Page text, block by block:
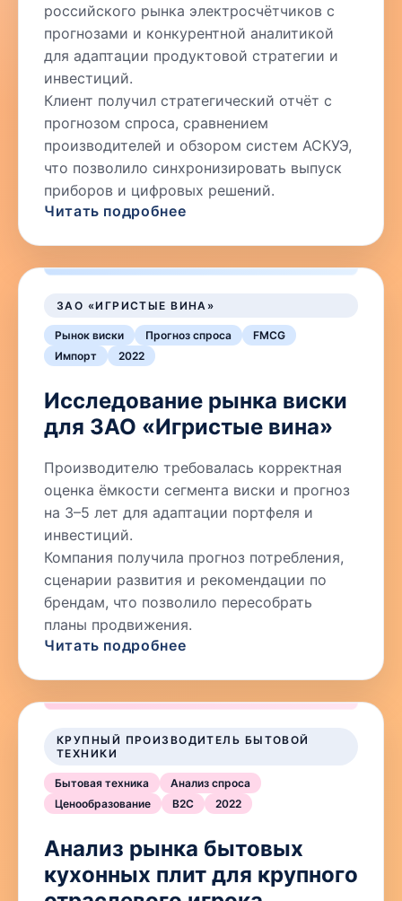
российского рынка электросчётчиков с
прогнозами и конкурентной аналитикой
для адаптации продуктовой стратегии и
инвестиций.
Клиент получил стратегический отчёт с
прогнозом спроса, сравнением
производителей и обзором систем АСКУЭ,
что позволило синхронизировать выпуск
приборов и цифровых решений.
Читать подробнее
ЗАО «ИГРИСТЫЕ ВИНА»
Рынок виски Прогноз спроса
FMCG
Импорт
2022
Исследование рынка виски
для ЗАО «Игристые вина»
Производителю требовалась корректная
оценка ёмкости сегмента виски и прогноз
на 3–5 лет для адаптации портфеля и
инвестиций.
Компания получила прогноз потребления,
сценарии развития и рекомендации по
брендам, что позволило пересобрать
планы продвижения.
Читать подробнее
КРУПНЫЙ ПРОИЗВОДИТЕЛЬ БЫТОВОЙ
ТЕХНИКИ
Бытовая техника
Анализ спроса
Ценообразование
B2C 2022
Анализ рынка бытовых
кухонных плит для крупного